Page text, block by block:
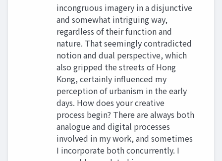
incongruous imagery in a disjunctive
and somewhat intriguing way,
regardless of their function and
nature. That seemingly contradicted
notion and dual perspective, which
also gripped the streets of Hong
Kong, certainly influenced my
perception of urbanism in the early
days. How does your creative
process begin? There are always both
analogue and digital processes
involved in my work, and sometimes
I incorporate both concurrently. I